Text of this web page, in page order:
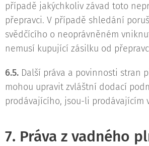
případě jakýchkoliv závad toto
přepravci. V případě shledání
svědčícího o neoprávněném
nemusí kupující zásilku od
6.5. Další práva a povinnosti stran
mohou upravit zvláštní dodací
prodávajícího, jsou-li prodávajícím
7. Práva z vadného